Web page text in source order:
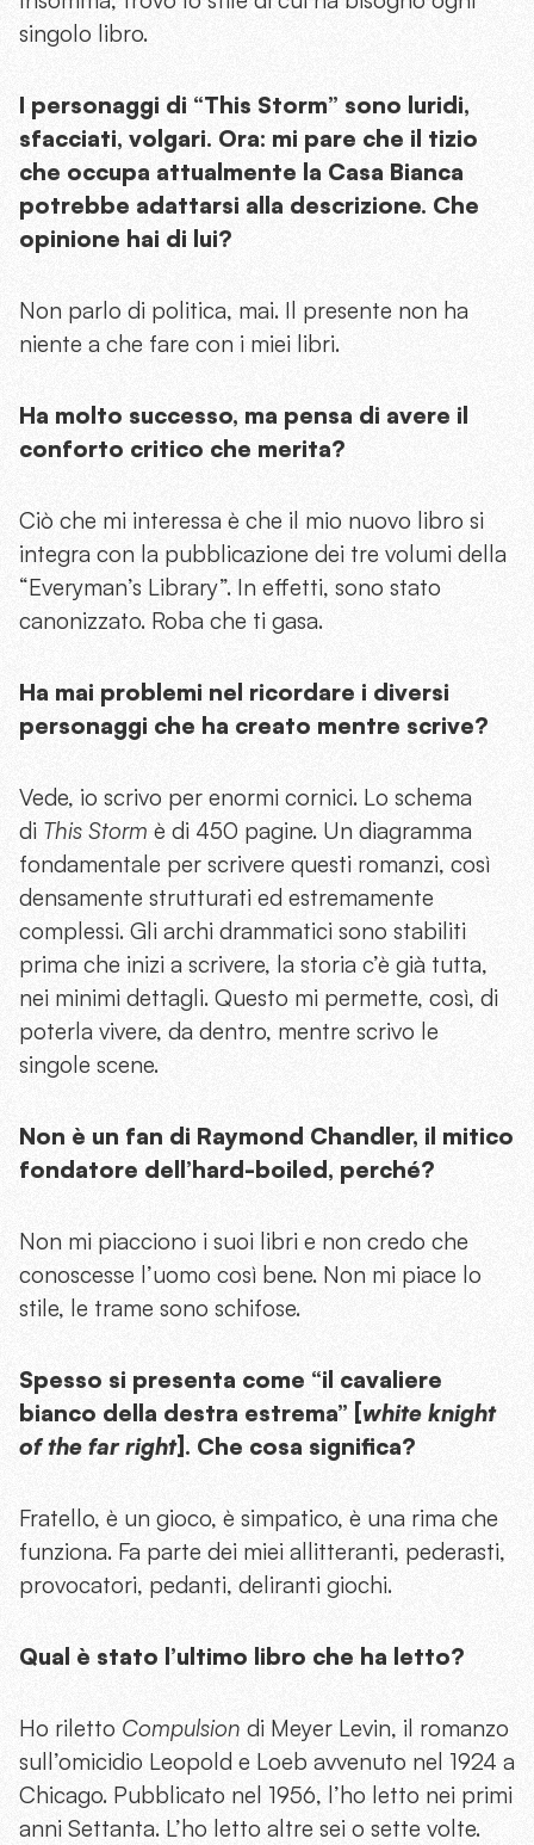
singolo libro.
I personaggi di “This Storm” sono luridi,
sfacciati, volgari. Ora: mi pare che il tizio
che occupa attualmente la Casa Bianca
potrebbe adattarsi alla descrizione. Che
opinione hai di lui?
Non parlo di politica, mai. Il presente non ha
niente a che fare con i miei libri.
Ha molto successo, ma pensa di avere il
conforto critico che merita?
Ciò che mi interessa è che il mio nuovo libro si
integra con la pubblicazione dei tre volumi della
“Everyman’s Library”. In effetti, sono stato
canonizzato. Roba che ti gasa.
Ha mai problemi nel ricordare i diversi
personaggi che ha creato mentre scrive?
Vede, io scrivo per enormi cornici. Lo schema
di This Storm è di 450 pagine. Un diagramma
fondamentale per scrivere questi romanzi, così
densamente strutturati ed estremamente
complessi. Gli archi drammatici sono stabiliti
prima che inizi a scrivere, la storia c’è già tutta,
nei minimi dettagli. Questo mi permette, così, di
poterla vivere, da dentro, mentre scrivo le
singole scene.
Non è un fan di Raymond Chandler, il mitico
fondatore dell’hard-boiled, perché?
Non mi piacciono i suoi libri e non credo che
conoscesse l’uomo così bene. Non mi piace lo
stile, le trame sono schifose.
Spesso si presenta come “il cavaliere
bianco della destra estrema” [white knight
of the far right]. Che cosa significa?
Fratello, è un gioco, è simpatico, è una rima che
funziona. Fa parte dei miei allitteranti, pederasti,
provocatori, pedanti, deliranti giochi.
Qual è stato l’ultimo libro che ha letto?
Ho riletto Compulsion di Meyer Levin, il romanzo
sull’omicidio Leopold e Loeb avvenuto nel 1924 a
Chicago. Pubblicato nel 1956, l’ho letto nei primi
anni Settanta. L’ho letto altre sei o sette volte.